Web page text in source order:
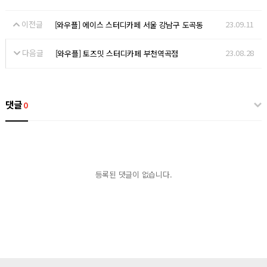
이전글 [와우플] 에이스 스터디카페 서울 강남구 도곡동 23.09.11
다음글 [와우플] 토즈밋 스터디카페 부천역곡점 23.08.28
댓글0
등록된 댓글이 없습니다.